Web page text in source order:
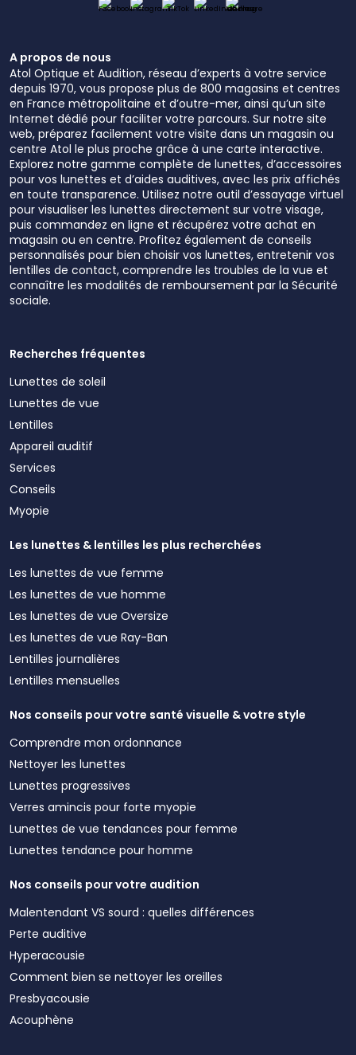
A propos de nous
Atol Optique et Audition, réseau d’experts à votre service
depuis 1970, vous propose plus de 800 magasins et centres
en France métropolitaine et d’outre-mer, ainsi qu’un site
Internet dédié pour faciliter votre parcours. Sur notre site
web, préparez facilement votre visite dans un magasin ou
centre Atol le plus proche grâce à une carte interactive.
Explorez notre gamme complète de lunettes, d’accessoires
pour vos lunettes et d’aides auditives, avec les prix affichés
en toute transparence. Utilisez notre outil d’essayage virtuel
pour visualiser les lunettes directement sur votre visage,
puis commandez en ligne et récupérez votre achat en
magasin ou en centre. Profitez également de conseils
personnalisés pour bien choisir vos lunettes, entretenir vos
lentilles de contact, comprendre les troubles de la vue et
connaître les modalités de remboursement par la Sécurité
sociale.
Recherches fréquentes
Lunettes de soleil
Lunettes de vue
Lentilles
Appareil auditif
Services
Conseils
Myopie
Les lunettes & lentilles les plus recherchées
Les lunettes de vue femme
Les lunettes de vue homme
Les lunettes de vue Oversize
Les lunettes de vue Ray-Ban
Lentilles journalières
Lentilles mensuelles
Nos conseils pour votre santé visuelle & votre style
Comprendre mon ordonnance
Nettoyer les lunettes
Lunettes progressives
Verres amincis pour forte myopie
Lunettes de vue tendances pour femme
Lunettes tendance pour homme
Nos conseils pour votre audition
Malentendant VS sourd : quelles différences
Perte auditive
Hyperacousie
Comment bien se nettoyer les oreilles
Presbyacousie
Acouphène